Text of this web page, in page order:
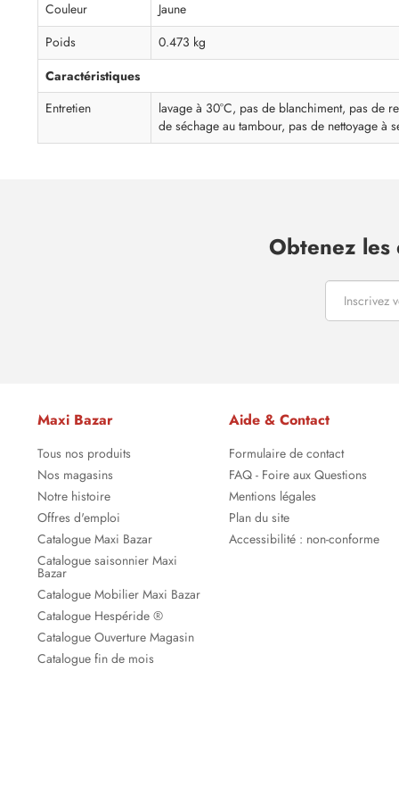
Couleur
Jaune
Poids
0.473 kg
Caractéristiques
Entretien
lavage à 30°C, pas de blanchiment, pas de
de séchage au tambour, pas de nettoyage à
Obtenez les
Maxi Bazar
Tous nos produits
Nos magasins
Notre histoire
Offres d'emploi
Catalogue Maxi Bazar
Catalogue saisonnier Maxi
Bazar
Catalogue Mobilier Maxi Bazar
Catalogue Hespéride ®
Catalogue Ouverture Magasin
Catalogue fin de mois
Aide & Contact
Formulaire de contact
FAQ - Foire aux Questions
Mentions légales
Plan du site
Accessibilité : non-conforme